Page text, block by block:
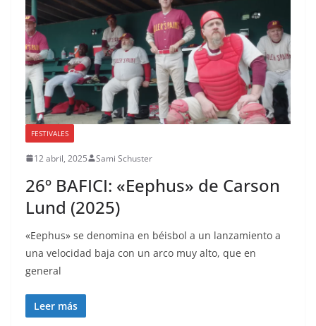
FESTIVALES
12 abril, 2025 Sami Schuster
26º BAFICI: «Eephus» de Carson
Lund (2025)
«Eephus» se denomina en béisbol a un lanzamiento a
una velocidad baja con un arco muy alto, que en
general
Leer más